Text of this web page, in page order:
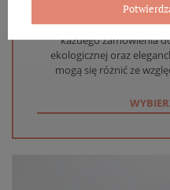
Biżuterię i zegarki
BOVEM otrzymasz jako
każdego zamówienia
ekologicznej oraz
mogą się różnić ze